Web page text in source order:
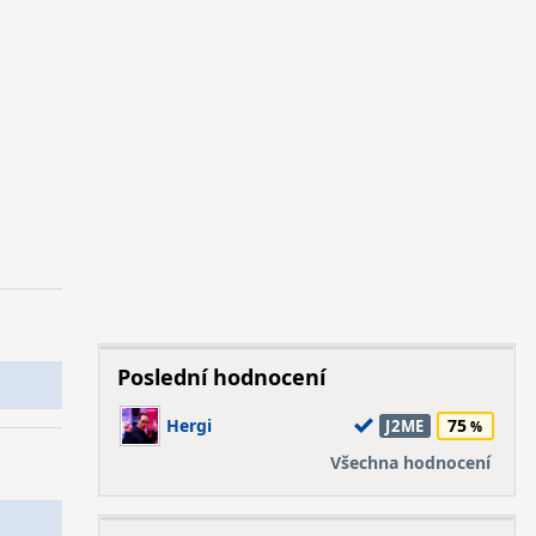
Poslední hodnocení
Hergi J2ME
75
Všechna hodnocení